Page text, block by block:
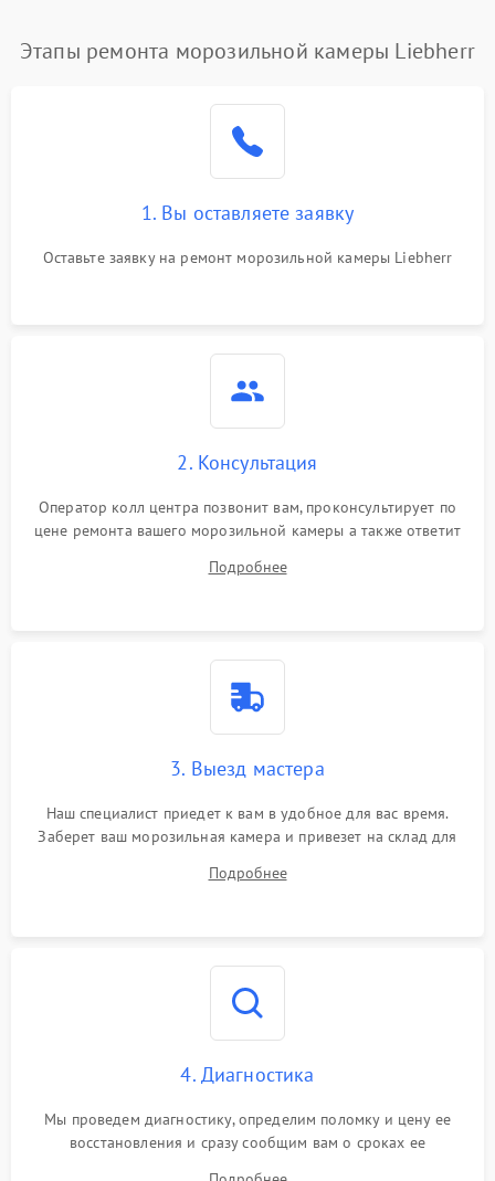
Этапы ремонта морозильной камеры Liebherr
1. Вы оставляете заявку
Оставьте заявку на ремонт морозильной камеры Liebherr
2. Консультация
Оператор колл центра позвонит вам, проконсультирует по
цене ремонта вашего морозильной камеры а также ответит
Подробнее
3. Выезд мастера
Наш специалист приедет к вам в удобное для вас время.
Заберет ваш морозильная камера и привезет на склад для
Подробнее
4. Диагностика
Мы проведем диагностику, определим поломку и цену ее
восстановления и сразу сообщим вам о сроках ее